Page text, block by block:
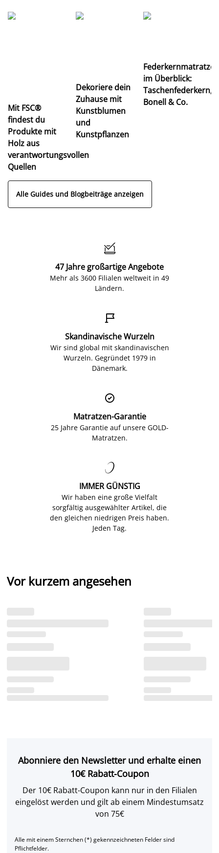
Mit FSC®
findest du
Produkte mit
Holz aus
verantwortungsvollen
Quellen
Dekoriere dein
Zuhause mit
Kunstblumen
und
Kunstpflanzen
im Überblick:
Taschenfederkern,
Bonell & Co.
Alle Guides und Blogbeiträge anzeigen

47 Jahre großartige Angebote
Mehr als 3600 Filialen weltweit in 49
Ländern.

Skandinavische Wurzeln
Wir sind global mit skandinavischen
Wurzeln. Gegründet 1979 in
Dänemark.

Matratzen-Garantie
25 Jahre Garantie auf unsere GOLD-
Matratzen.

IMMER GÜNSTIG
Wir haben eine große Vielfalt
sorgfältig ausgewählter Artikel, die
den gleichen niedrigen Preis haben.
Jeden Tag.
Vor kurzem angesehen
Abonniere den Newsletter und erhalte einen
10€ Rabatt-Coupon
Der 10€ Rabatt-Coupon kann nur in den Filialen
eingelöst werden und gilt ab einem Mindestumsatz
von 75€
Alle mit einem Sternchen (*) gekennzeichneten Felder sind
Pflichtfelder.